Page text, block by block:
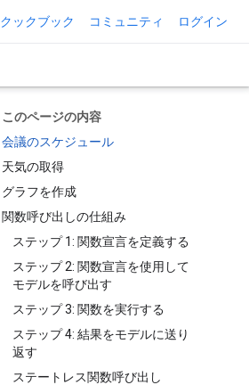
クックブック コミュニティ ログイン
このページの内容
会議のスケジュール
天気の取得
グラフを作成
関数呼び出しの仕組み
ステップ 1: 関数宣言を定義する
ステップ 2: 関数宣言を使用して
モデルを呼び出す
ステップ 3: 関数を実行する
ステップ 4: 結果をモデルに送り
返す
ステートレス関数呼び出し